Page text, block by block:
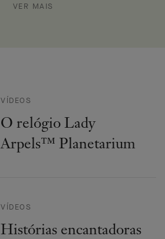
VER MAIS
VÍDEOS
O relógio Lady
Arpels™ Planetarium
VÍDEOS
Histórias encantadoras